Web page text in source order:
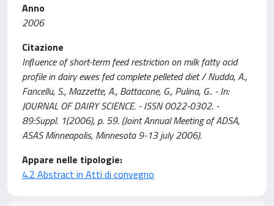
Anno
2006
Citazione
Inuence of short-term feed restriction on milk fatty acid
profile in dairy ewes fed complete pelleted diet / Nudda, A.,
Fancellu, S., Mazzette, A., Battacone, G., Pulina, G.. - In:
JOURNAL OF DAIRY SCIENCE. - ISSN 0022-0302. -
89:Suppl. 1(2006), p. 59. (Joint Annual Meeting of ADSA,
ASAS Minneapolis, Minnesota 9-13 july 2006).
Appare nelle tipologie:
4.2 Abstract in Atti di convegno